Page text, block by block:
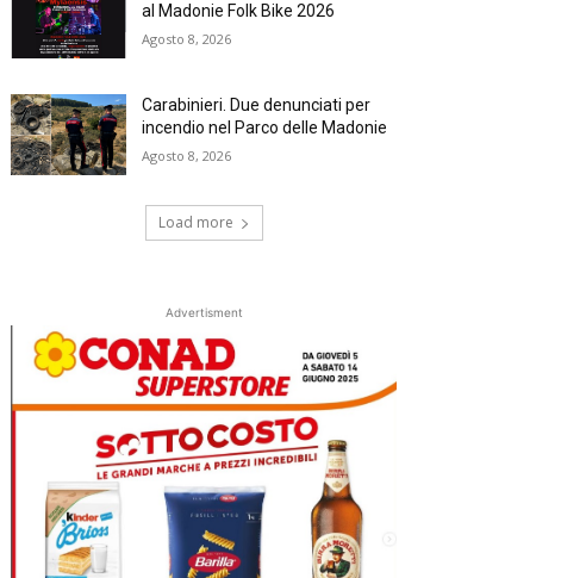
al Madonie Folk Bike 2026
Agosto 8, 2026
Carabinieri. Due denunciati per
incendio nel Parco delle Madonie
Agosto 8, 2026
Load more
Advertisment